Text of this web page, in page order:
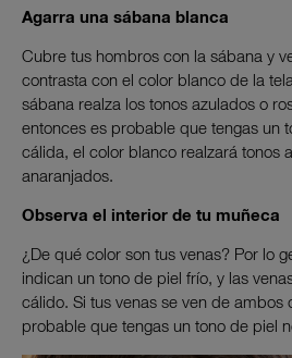
Agarra una sábana blanca
Cubre tus hombros con la sábana y
contrasta con el color blanco de la
sábana realza los tonos azulados o
entonces es probable que tengas un
cálida, el color blanco realzará tonos
anaranjados.
Observa el interior de tu muñeca
¿De qué color son tus venas? Por lo
indican un tono de piel frío, y las
cálido. Si tus venas se ven de ambos
probable que tengas un tono de piel